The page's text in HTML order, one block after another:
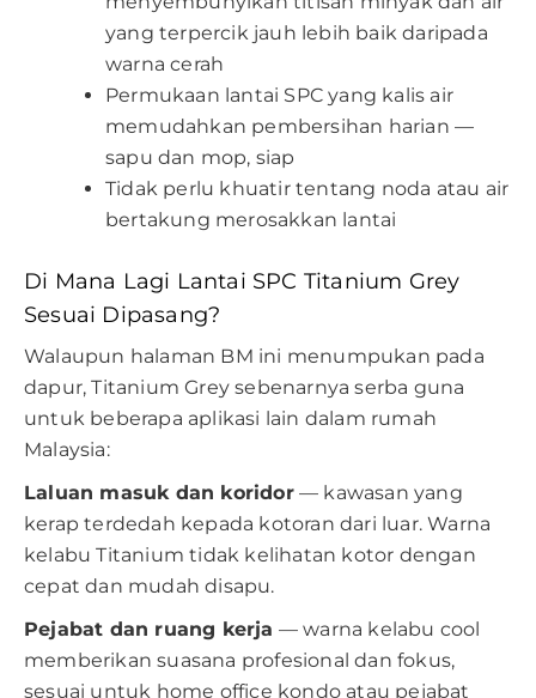
yang terpercik jauh lebih baik daripada
warna cerah
Permukaan lantai SPC yang kalis air
memudahkan pembersihan harian —
sapu dan mop, siap
Tidak perlu khuatir tentang noda atau air
bertakung merosakkan lantai
Di Mana Lagi Lantai SPC Titanium Grey
Sesuai Dipasang?
Walaupun halaman BM ini menumpukan pada
dapur, Titanium Grey sebenarnya serba guna
untuk beberapa aplikasi lain dalam rumah
Malaysia:
Laluan masuk dan koridor— kawasan yang
kerap terdedah kepada kotoran dari luar. Warna
kelabu Titanium tidak kelihatan kotor dengan
cepat dan mudah disapu.
Pejabat dan ruang kerja — warna kelabu cool
memberikan suasana profesional dan fokus,
sesuai untuk home office kondo atau pejabat